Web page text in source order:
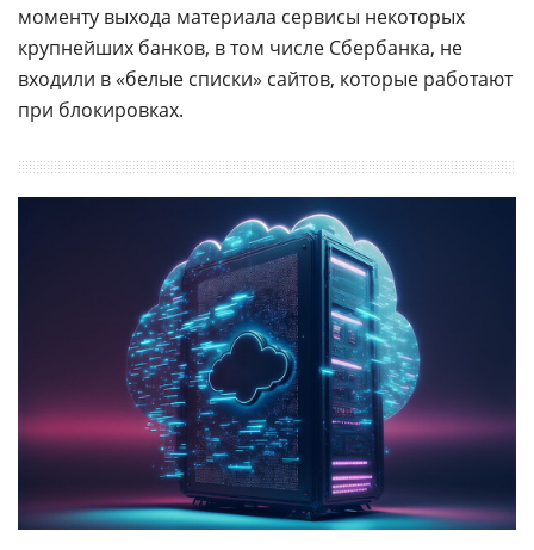
моменту выхода материала сервисы некоторых
крупнейших банков, в том числе Сбербанка, не
входили в «белые списки» сайтов, которые работают
при блокировках.